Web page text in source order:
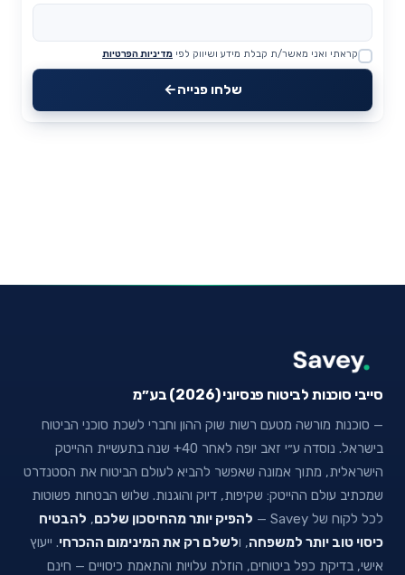
Website
קראתי ואני מאשר/ת קבלת מידע ושיווק לפי מדיניות הפרטיות
שלחו פנייה
סייבי סוכנות לביטוח פנסיוני (2026) בע״מ
— סוכנות מורשה מטעם רשות שוק ההון וחברי לשכת סוכני הביטוח
בישראל. נוסדה ע״י זאב יופה לאחר 40+ שנה בתעשיית ההייטק
הישראלית, מתוך אמונה שאפשר להביא לעולם הביטוח את הסטנדרט
שמכתיב עולם ההייטק: שקיפות, דיוק והוגנות. שלוש הבטחות פשוטות
לכל לקוח של Savey —
להפיק יותר מהחיסכון שלכם, להבטיח
כיסוי טוב יותר למשפחה, ולשלם רק את המינימום ההכרחי. ייעוץ
אישי, בדיקת כפל ביטוחים, הוזלת עלויות והתאמת כיסויים — חינם